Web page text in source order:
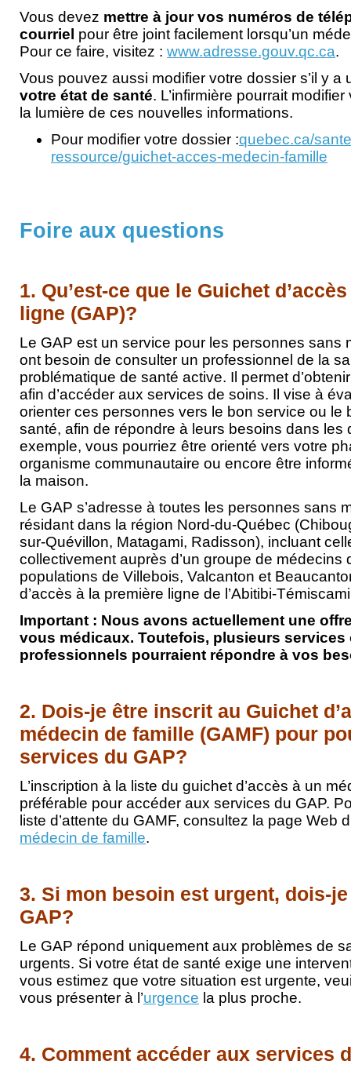
Vous devez mettre à jour vos numéros de
courriel pour être joint facilement lorsqu’un
Pour ce faire, visitez : www.adresse.gouv.qc.ca.
Vous pouvez aussi modifier votre dossier s’il y a
votre état de santé. L’infirmière pourrait
la lumière de ces nouvelles informations.
Pour modifier votre dossier :quebec.ca/
ressource/guichet-acces-medecin-famille
Foire aux questions
1. Qu’est-ce que le Guichet
ligne (GAP)?
Le GAP est un service pour les personnes sans
ont besoin de consulter un professionnel de la
problématique de santé active. Il permet
afin d’accéder aux services de soins. Il vise à
orienter ces personnes vers le bon service ou le
santé, afin de répondre à leurs besoins dans les
exemple, vous pourriez être orienté vers votre
organisme communautaire ou encore être
la maison.
Le GAP s’adresse à toutes les personnes sans
résidant dans la région Nord-du-Québec
sur-Quévillon, Matagami, Radisson), incluant
collectivement auprès d’un groupe de médecins
populations de Villebois, Valcanton et
d’accès à la première ligne de l’Abitibi-
Important : Nous avons actuellement une
vous médicaux. Toutefois, plusieurs services
professionnels pourraient répondre à vos
2. Dois-je être inscrit au Guichet
médecin de famille (GAMF) pour
services du GAP?
L’inscription à la liste du guichet d’accès à un
préférable pour accéder aux services du GAP.
liste d’attente du GAMF, consultez la page Web
médecin de famille.
3. Si mon besoin est urgent, dois-
GAP?
Le GAP répond uniquement aux problèmes de
urgents. Si votre état de santé exige une
vous estimez que votre situation est urgente,
vous présenter à l’urgence la plus proche.
4. Comment accéder aux services